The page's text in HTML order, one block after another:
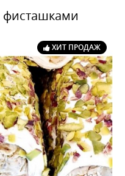
фисташками
ХИТ ПРОДАЖ